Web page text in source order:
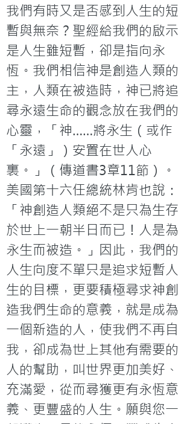
我們有時又是否感到人生的短
暫與無奈？聖經給我們的啟示
是人生雖短暫，卻是指向永
恆。我們相信神是創造人類的
主，人類在被造時，神已將追
尋永遠生命的觀念放在我們的
心靈，「神……將永生（或作
「永遠」）安置在世人心
裏。」（傳道書3章11節）。
美國第十六任總統林肯也說：
「神創造人類絕不是只為生存
於世上一朝半日而已！人是為
永生而被造。」因此，我們的
人生向度不單只是追求短暫人
生的目標，更要積極尋求神創
造我們生命的意義，就是成為
一個新造的人，使我們不再自
我，卻成為世上其他有需要的
人的幫助，叫世界更加美好、
充滿愛，從而尋獲更有永恆意
義、更豐盛的人生。願與您一